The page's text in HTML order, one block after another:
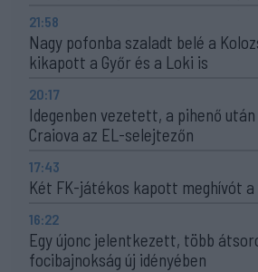
21:58
Nagy pofonba szaladt belé a
kikapott a Győr és a Loki is
20:17
Idegenben vezetett, a pihenő
Craiova az EL-selejtezőn
17:43
Két FK-játékos kapott meghívót
16:22
Egy újonc jelentkezett, több
focibajnokság új idényében